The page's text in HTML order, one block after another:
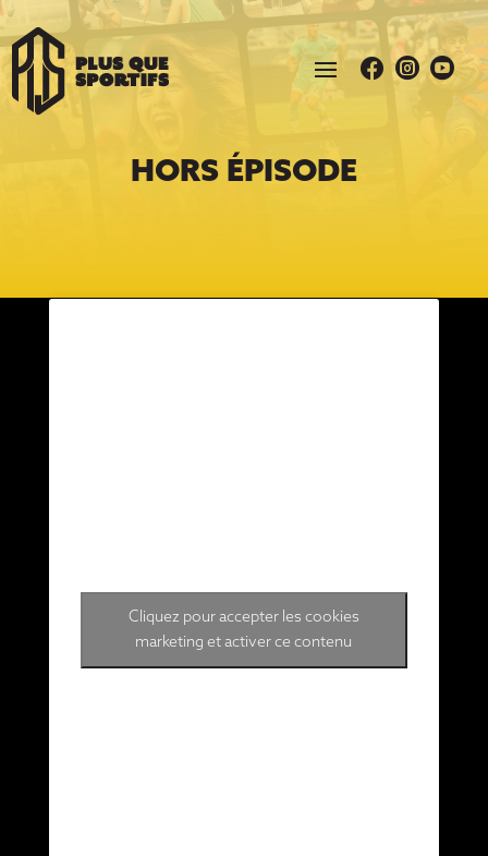
  
HORS ÉPISODE
Cliquez pour accepter les cookies
marketing et activer ce contenu